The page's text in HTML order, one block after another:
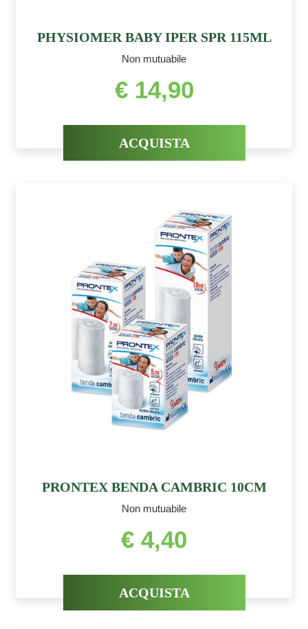
PHYSIOMER BABY IPER SPR 115ML
Non mutuabile
€ 14,90
ACQUISTA
PRONTEX BENDA CAMBRIC 10CM
Non mutuabile
€ 4,40
ACQUISTA